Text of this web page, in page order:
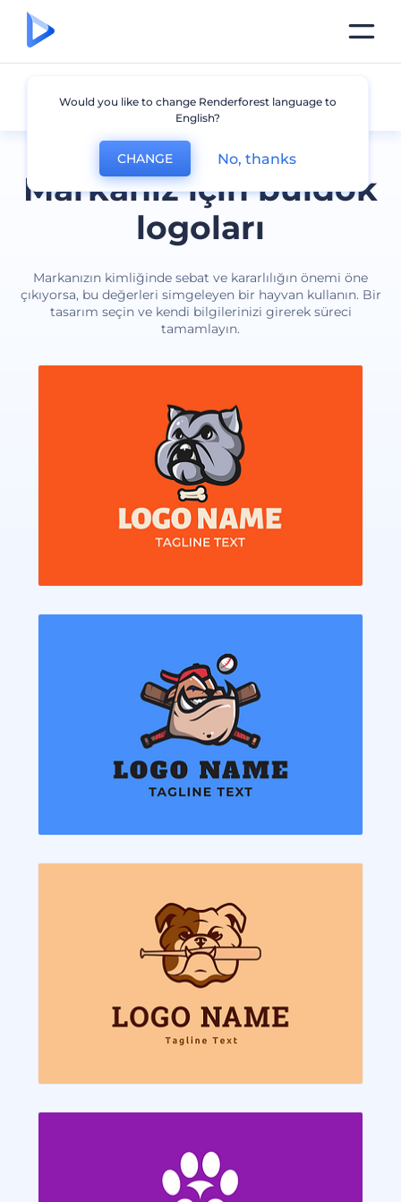
Markanız için buldok
logoları
Markanızın kimliğinde sebat ve kararlılığın önemi öne
çıkıyorsa, bu değerleri simgeleyen bir hayvan kullanın. Bir
tasarım seçin ve kendi bilgilerinizi girerek süreci
tamamlayın.
Bulldok
Would you like to change Renderforest language to
English?
CHANGE No, thanks